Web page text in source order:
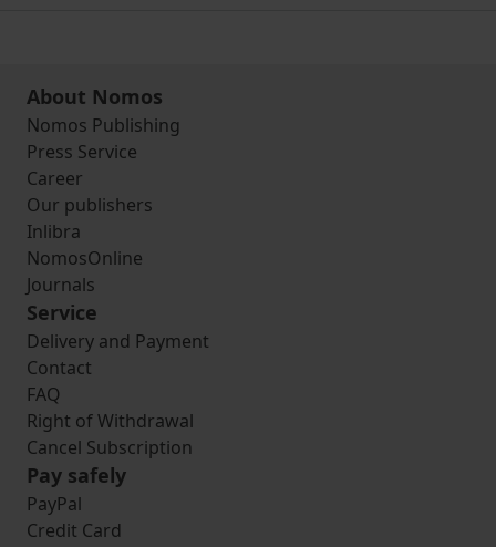
About Nomos
Nomos Publishing
Press Service
Career
Our publishers
Inlibra
NomosOnline
Journals
Service
Delivery and Payment
Contact
FAQ
Right of Withdrawal
Cancel Subscription
Pay safely
PayPal
Credit Card